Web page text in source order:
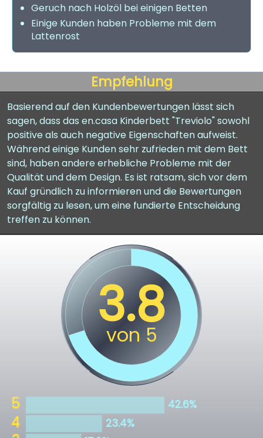
Geruch nach Holzöl bei einigen Betten
Einige Kunden haben Probleme mit dem
Lattenrost
Empfehlung
Basierend auf den Kundenbewertungen lässt sich
sagen, dass das en.casa Kinderbett "Treviolo" sowohl
positive als auch negative Eigenschaften aufweist.
Während einige Kunden sehr zufrieden mit dem Bett
sind, haben andere erhebliche Probleme mit der
Qualität und dem Design. Es ist ratsam, sich vor dem
Kauf gründlich zu informieren und die Bewertungen
sorgfältig zu lesen, um eine fundierte Entscheidung
treffen zu können.